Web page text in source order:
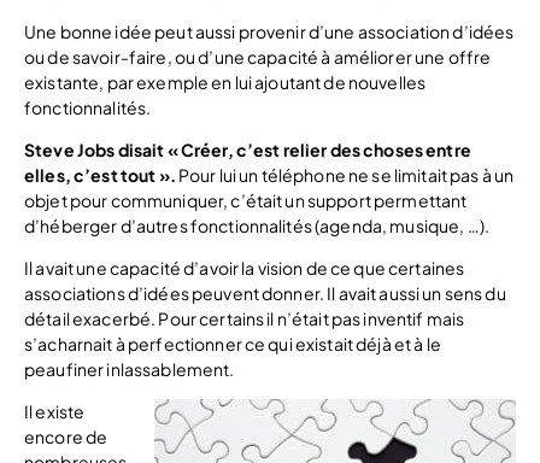
Une bonne idée peut aussi provenir d’une association d’idées
ou de savoir-faire, ou d’une capacité à améliorer une offre
existante, par exemple en lui ajoutant de nouvelles
fonctionnalités.
Steve Jobs disait « Créer, c’est relier des choses entre
elles, c’est tout ». Pour lui un téléphone ne se limitait pas à un
objet pour communiquer, c’était un support permettant
d’héberger d’autres fonctionnalités (agenda, musique, …).
Il avait une capacité d’avoir la vision de ce que certaines
associations d’idées peuvent donner. Il avait aussi un sens du
détail exacerbé. Pour certains il n’était pas inventif mais
s’acharnait à perfectionner ce qui existait déjà et à le
peaufiner inlassablement.
Il existe
encore de